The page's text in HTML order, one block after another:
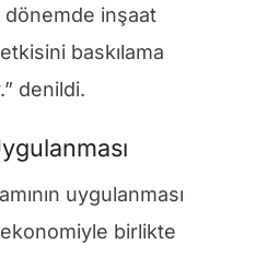
dönemde inşaat
baskılama
denildi.
uygulanması
birlikte